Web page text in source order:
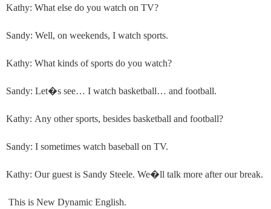
Kathy: What else do you watch on TV?
Sandy: Well, on weekends, I watch sports.
Kathy: What kinds of sports do you watch?
Sandy: Let�s see… I watch basketball… and football.
Kathy: Any other sports, besides basketball and football?
Sandy: I sometimes watch baseball on TV.
Kathy: Our guest is Sandy Steele. We�ll talk more after our break.
This is New Dynamic English.